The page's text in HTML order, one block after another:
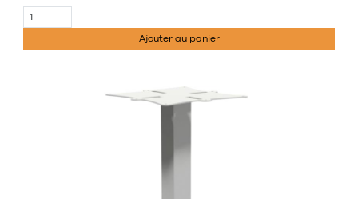
Ajouter au panier